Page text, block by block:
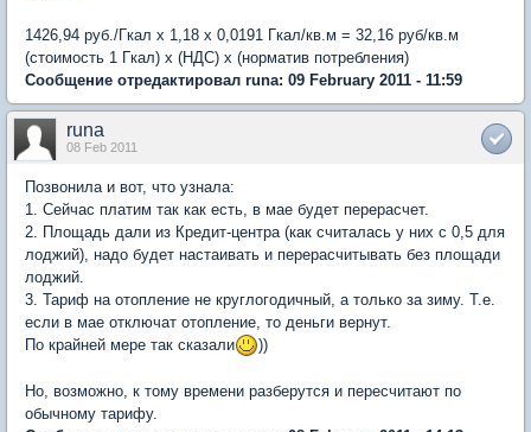
1426,94 руб./Гкал х 1,18 х 0,0191 Гкал/кв.м = 32,16 руб/кв.м
(стоимость 1 Гкал) х (НДС) х (норматив потребления)
Сообщение отредактировал runa: 09 February 2011 - 11:59
runa
08 Feb 2011
Позвонила и вот, что узнала:
1. Сейчас платим так как есть, в мае будет перерасчет.
2. Площадь дали из Кредит-центра (как считалась у них с 0,5 для
лоджий), надо будет настаивать и перерасчитывать без площади
лоджий.
3. Тариф на отопление не круглогодичный, а только за зиму. Т.е.
если в мае отключат отопление, то деньги вернут.
По крайней мере так сказали
))
Но, возможно, к тому времени разберутся и пересчитают по
обычному тарифу.